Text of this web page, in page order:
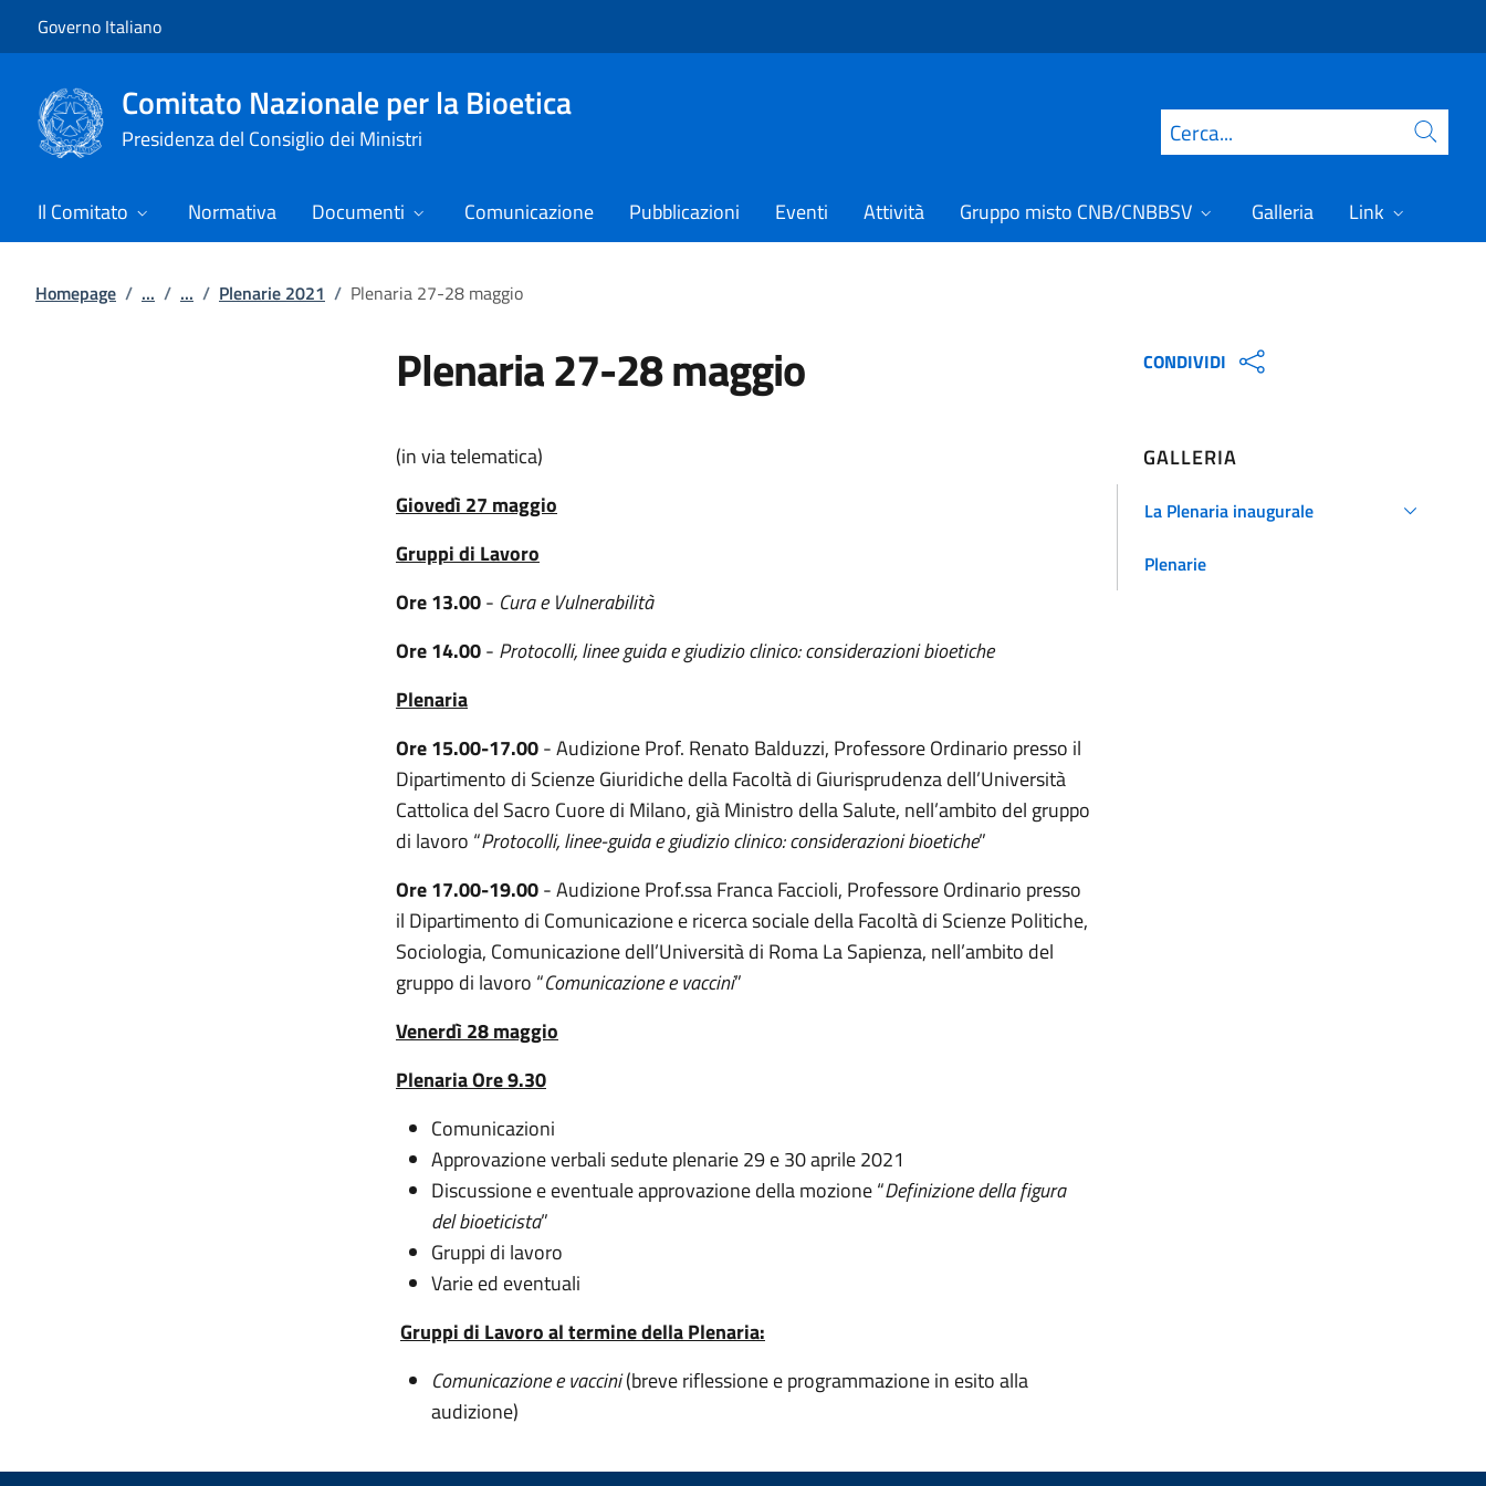
Governo Italiano
Comitato Nazionale per la Bioetica
Presidenza del Consiglio dei Ministri Cerca
Il Comitato Normativa Documenti Comunicazione Pubblicazioni Eventi Attività Gruppo misto CNB/CNBBSV Galleria Link
Homepage / ... / ... / Plenarie 2021 / Plenaria 27-28 maggio
Plenaria 27-28 maggio
(in via telematica)
Giovedì 27 maggio
Gruppi di Lavoro
Ore 13.00- Cura e Vulnerabilità
Ore 14.00- Protocolli, linee guida e giudizio clinico: considerazioni bioetiche
Plenaria
Ore 15.00-17.00- Audizione Prof. Renato Balduzzi, Professore Ordinario presso il
Dipartimento di Scienze Giuridiche della Facoltà di Giurisprudenza dell’Università
Cattolica del Sacro Cuore di Milano, già Ministro della Salute, nell’ambito del gruppo
di lavoro “Protocolli, linee-guida e giudizio clinico: considerazioni bioetiche”
Ore 17.00-19.00- Audizione Prof.ssa Franca Faccioli, Professore Ordinario presso
il Dipartimento di Comunicazione e ricerca sociale della Facoltà di Scienze Politiche,
Sociologia, Comunicazione dell’Università di Roma La Sapienza, nell’ambito del
gruppo di lavoro “Comunicazione e vaccini”
Venerdì 28 maggio
Plenaria Ore 9.30
Comunicazioni
Approvazione verbali sedute plenarie 29 e 30 aprile 2021
Discussione e eventuale approvazione della mozione “Definizione della figura
del bioeticista”
Gruppi di lavoro
Varie ed eventuali
Gruppi di Lavoro al termine della Plenaria:
Comunicazione e vaccini(breve riflessione e programmazione in esito alla
audizione)
CONDIVIDI
GALLERIA
La Plenaria inaugurale
Plenarie